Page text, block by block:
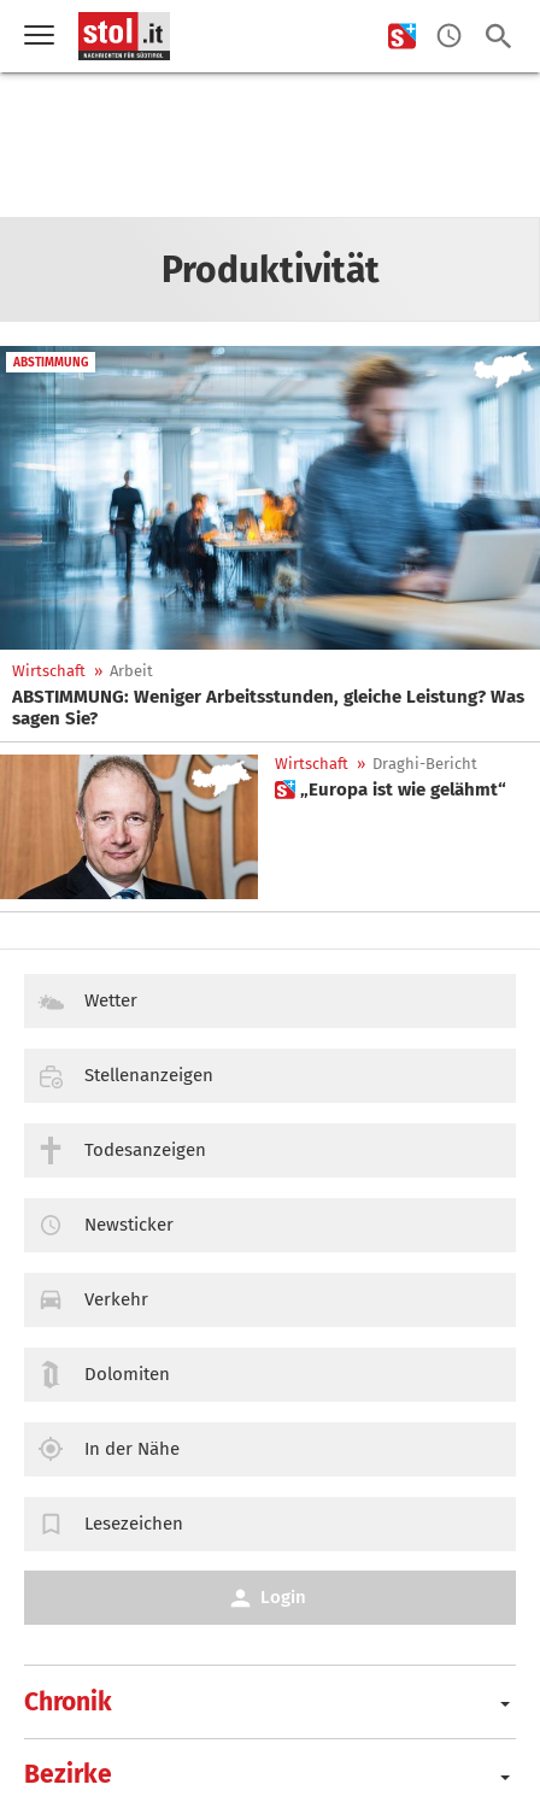
Produktivität
ABSTIMMUNG
Wirtschaft » Arbeit
ABSTIMMUNG: Weniger Arbeitsstunden, gleiche Leistung? Was
sagen Sie?
Wirtschaft » Draghi-Bericht
 „Europa ist wie gelähmt“
Chronik
Bezirke
Wetter
Stellenanzeigen
Todesanzeigen
Newsticker
Verkehr
Dolomiten
In der Nähe
Lesezeichen
Login